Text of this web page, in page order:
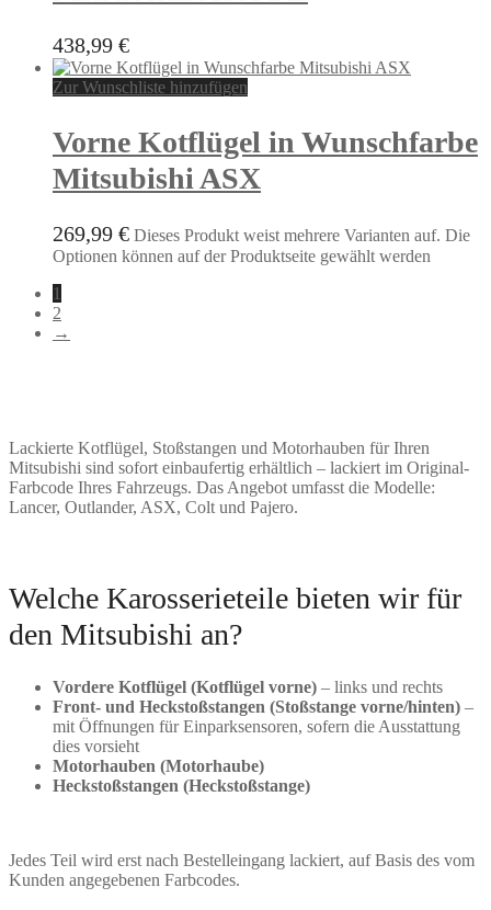
438,99 €
Zur Wunschliste hinzufügen
Vorne Kotflügel in Wunschfarbe
Mitsubishi ASX
269,99 € Dieses Produkt weist mehrere Varianten auf. Die
Optionen können auf der Produktseite gewählt werden
1
2
→
Lackierte Kotflügel, Stoßstangen und Motorhauben für Ihren
Mitsubishi sind sofort einbaufertig erhältlich – lackiert im Original-
Farbcode Ihres Fahrzeugs. Das Angebot umfasst die Modelle:
Lancer, Outlander, ASX, Colt und Pajero.
Welche Karosserieteile bieten wir für
den Mitsubishi an?
Vordere Kotflügel (Kotflügel vorne) – links und rechts
Front- und Heckstoßstangen (Stoßstange vorne/hinten) –
mit Öffnungen für Einparksensoren, sofern die Ausstattung
dies vorsieht
Motorhauben (Motorhaube)
Heckstoßstangen (Heckstoßstange)
Jedes Teil wird erst nach Bestelleingang lackiert, auf Basis des vom
Kunden angegebenen Farbcodes.